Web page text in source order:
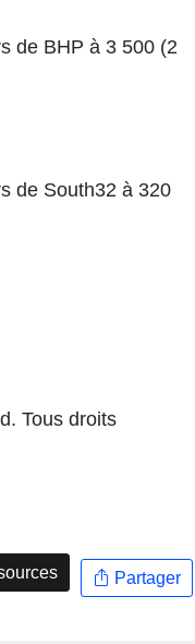
de BHP à 3 500 (2
de South32 à 320
Tous droits
Partager